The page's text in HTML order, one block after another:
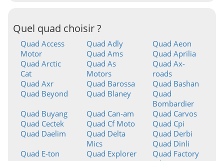
Quel quad choisir ?
Quad Access
Motor
Quad Adly
Quad Aeon
Quad Ams
Quad Aprilia
Quad Arctic
Cat
Quad As
Motors
Quad Ax-
roads
Quad Axr
Quad Barossa
Quad Bashan
Quad Beyond
Quad Blaney
Quad
Bombardier
Quad Buyang
Quad Can-am
Quad Carvos
Quad Cectek
Quad Cf Moto
Quad Cpi
Quad Daelim
Quad Delta
Mics
Quad Derbi
Quad Dinli
Quad E-ton
Quad Explorer
Quad Factory